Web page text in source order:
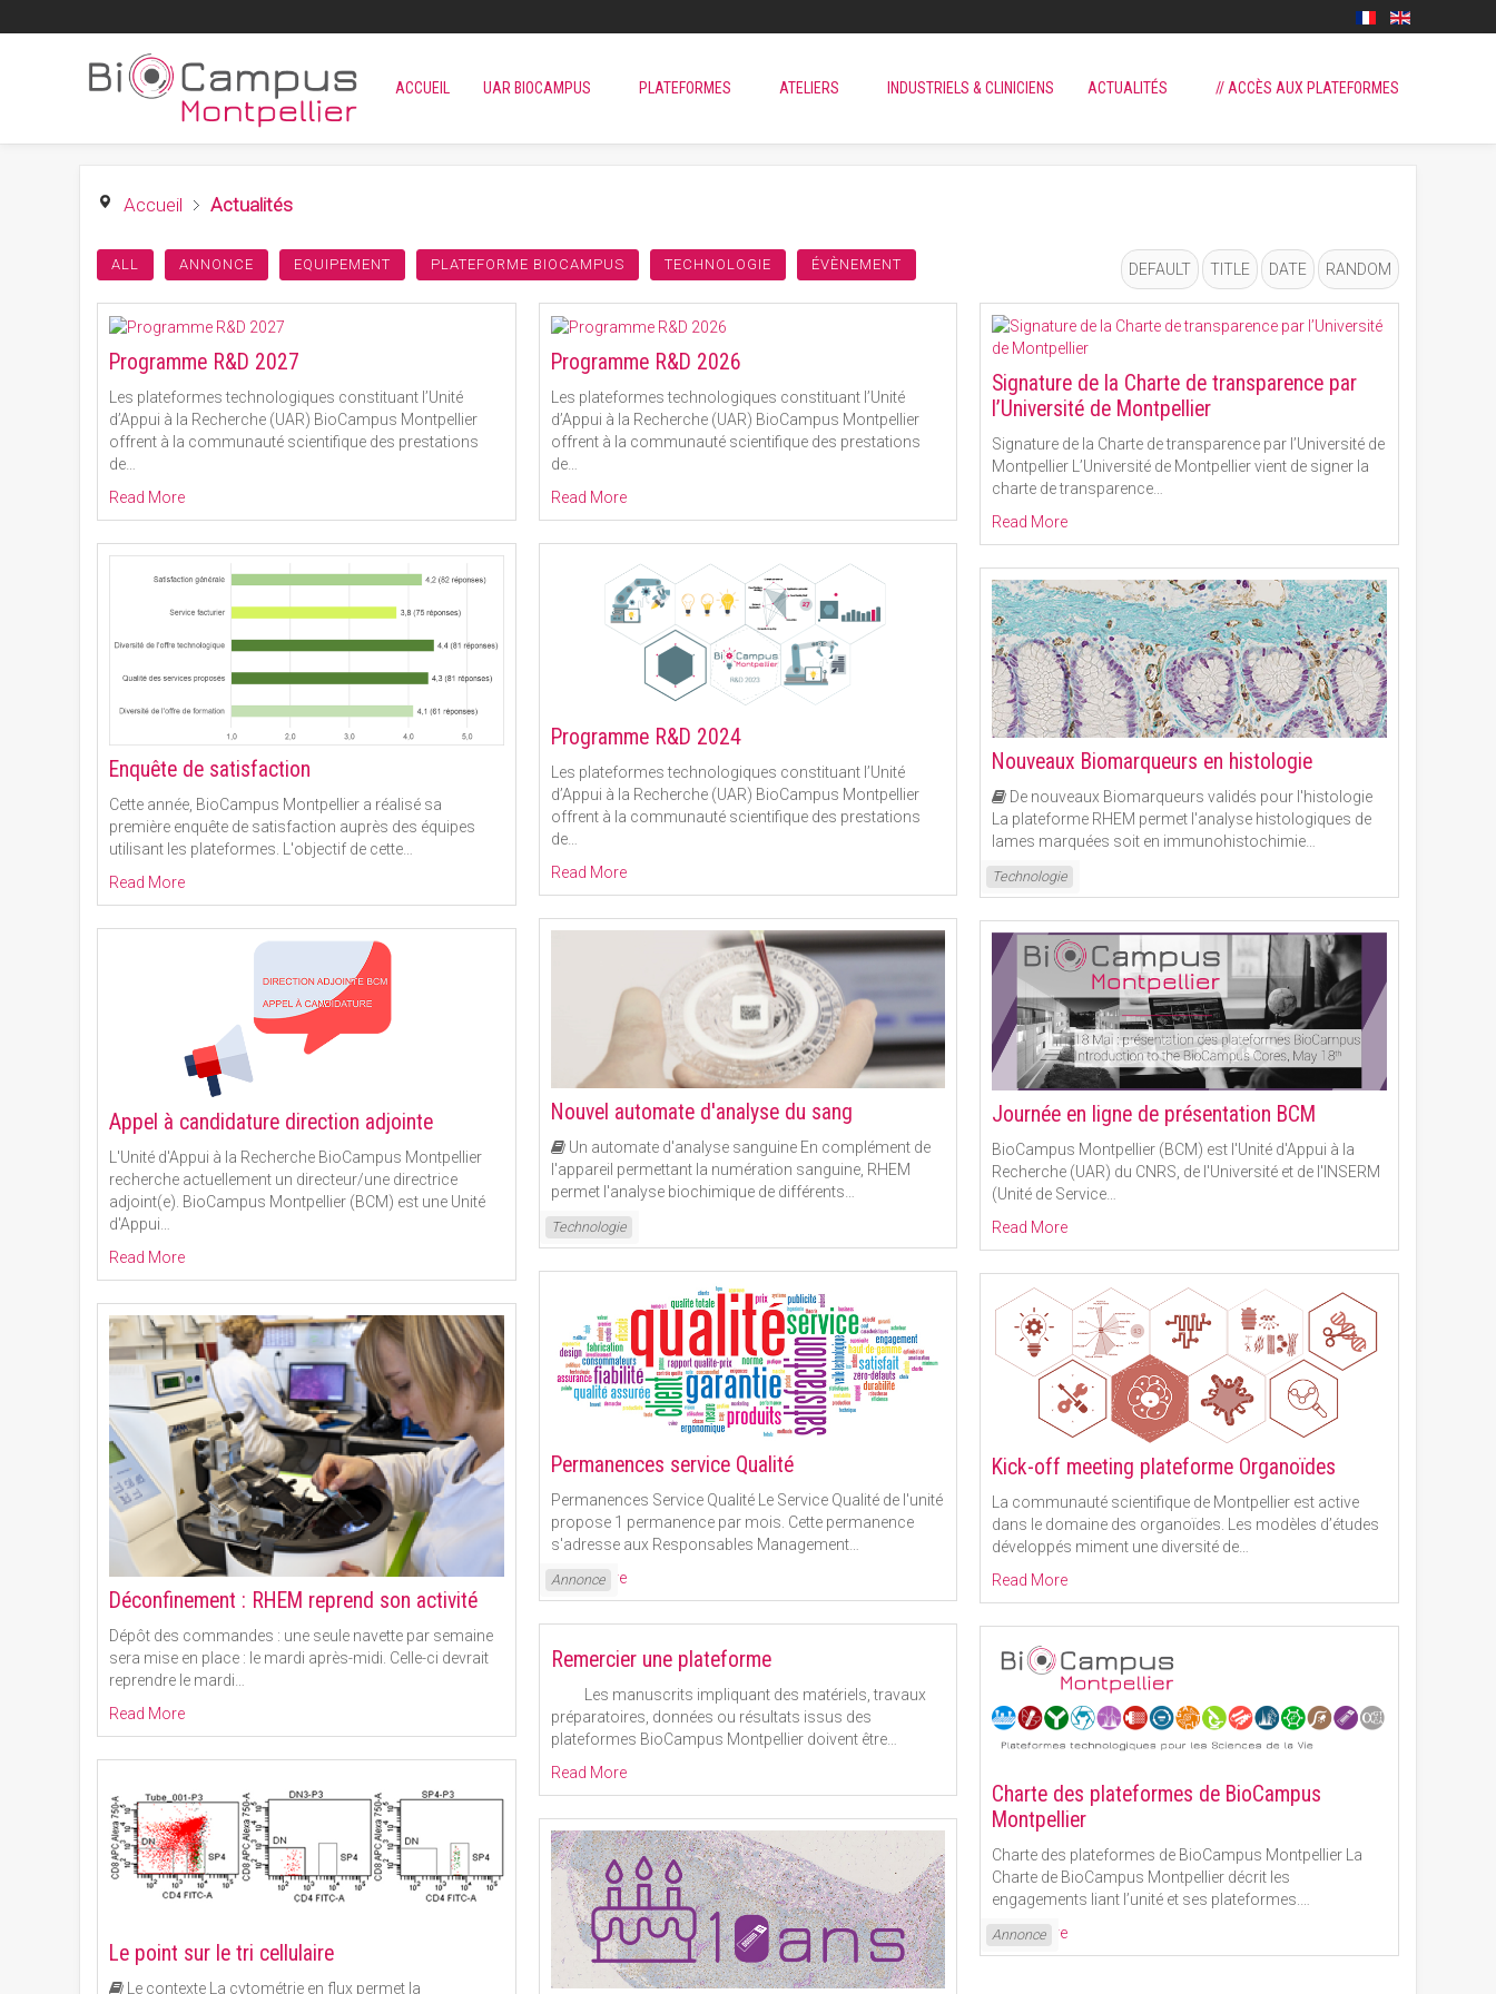
ACCUEIL UAR BIOCAMPUS PLATEFORMES ATELIERS INDUSTRIELS & CLINICIENS ACTUALITÉS // ACCÈS AUX PLATEFORMES
Accueil Actualités
ALL ANNONCE EQUIPEMENT PLATEFORME BIOCAMPUS TECHNOLOGIE ÉVÈNEMENT DEFAULT TITLE DATE RANDOM
Programme R&D 2027
Les plateformes technologiques constituant l’Unité
d’Appui à la Recherche (UAR) BioCampus Montpellier
offrent à la communauté scientifique des prestations
de…
Read More
Programme R&D 2026
Les plateformes technologiques constituant l’Unité
d’Appui à la Recherche (UAR) BioCampus Montpellier
offrent à la communauté scientifique des prestations
de…
Read More
Signature de la Charte de transparence par
l’Université de Montpellier
Signature de la Charte de transparence par l’Université de
Montpellier L’Université de Montpellier vient de signer la
charte de transparence
Read More
Enquête de satisfaction
Cette année, BioCampus Montpellier a réalisé sa
première enquête de satisfaction auprès des équipes
utilisant les plateformes. L'objectif de cette…
Read More
Programme R&D 2024
Les plateformes technologiques constituant l’Unité
d’Appui à la Recherche (UAR) BioCampus Montpellier
offrent à la communauté scientifique des prestations
de…
Read More
Nouveaux Biomarqueurs en histologie
De nouveaux Biomarqueurs validés pour l'histologie
La plateforme RHEM permet l'analyse histologiques de
lames marquées soit en immunohistochimie
Read More
Technologie
Nouvel automate d'analyse du sang
Un automate d'analyse sanguine En complément de
l'appareil permettant la numération sanguine, RHEM
permet l'analyse biochimique de différents
Read More
Technologie
Journée en ligne de présentation BCM
BioCampus Montpellier (BCM) est l'Unité d'Appui à la
Recherche (UAR) du CNRS, de l'Université et de l'INSERM
(Unité de Service
Read More
Appel à candidature direction adjointe
L'Unité d'Appui à la Recherche BioCampus Montpellier
recherche actuellement un directeur/une directrice
adjoint(e). BioCampus Montpellier (BCM) est une Unité
d'Appui
Read More
Permanences service Qualité
Permanences Service Qualité Le Service Qualité de l'unité
propose 1 permanence par mois. Cette permanence
s'adresse aux Responsables Management…
Read More
Annonce
Kick-off meeting plateforme Organoïdes
La communauté scientifique de Montpellier est active
dans le domaine des organoïdes. Les modèles d’études
développés miment une diversité de
Read More
Déconfinement : RHEM reprend son activité
Dépôt des commandes : une seule navette par semaine
sera mise en place : le mardi après-midi. Celle-ci devrait
reprendre le mardi…
Read More
Remercier une plateforme
Les manuscrits impliquant des matériels, travaux
préparatoires, données ou résultats issus des
plateformes BioCampus Montpellier doivent être…
Read More
Charte des plateformes de BioCampus
Montpellier
Charte des plateformes de BioCampus Montpellier La
Charte de BioCampus Montpellier décrit les
engagements liant l’unité et ses plateformes.
Read More
Annonce
Le point sur le tri cellulaire
Le contexte La cytométrie en flux permet la